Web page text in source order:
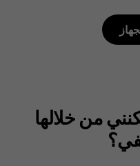
من خلالها